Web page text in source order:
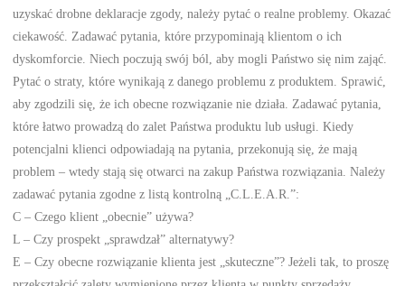
uzyskać drobne deklaracje zgody, należy pytać o realne problemy. Okazać
ciekawość. Zadawać pytania, które przypominają klientom o ich
dyskomforcie. Niech poczują swój ból, aby mogli Państwo się nim zająć.
Pytać o straty, które wynikają z danego problemu z produktem. Sprawić,
aby zgodzili się, że ich obecne rozwiązanie nie działa. Zadawać pytania,
które łatwo prowadzą do zalet Państwa produktu lub usługi. Kiedy
potencjalni klienci odpowiadają na pytania, przekonują się, że mają
problem – wtedy stają się otwarci na zakup Państwa rozwiązania. Należy
zadawać pytania zgodne z listą kontrolną „C.L.E.A.R.”:
C – Czego klient „obecnie” używa?
L – Czy prospekt „sprawdzał” alternatywy?
E – Czy obecne rozwiązanie klienta jest „skuteczne”? Jeżeli tak, to proszę